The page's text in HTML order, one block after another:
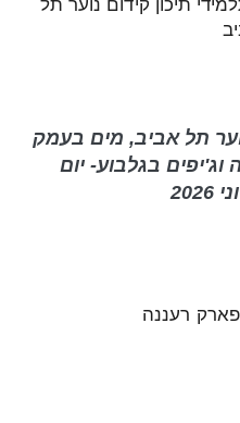
תל אביב, מים בעמק
בגלבוע- יום